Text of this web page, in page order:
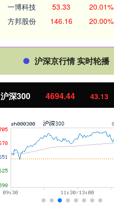
一博科技 53.33 20.01%
方邦股份 146.16 20.00%
沪深京行情 实时轮播
沪深300 4694.44 43.13